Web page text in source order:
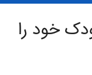
خود را